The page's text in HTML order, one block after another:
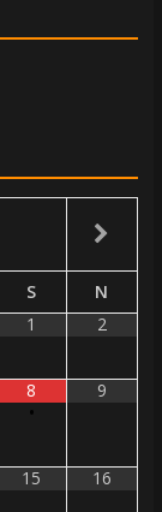
S
N
1
2
8
•
9
15 16